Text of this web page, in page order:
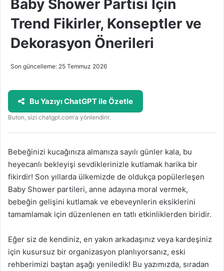
Baby Shower Partisi İçin
Trend Fikirler, Konseptler ve
Dekorasyon Önerileri
Son güncelleme: 25 Temmuz 2026
Bu Yazıyı ChatGPT ile Özetle
Buton, sizi chatgpt.com'a yönlendirir.
Bebeğinizi kucağınıza almanıza sayılı günler kala, bu
heyecanlı bekleyişi sevdiklerinizle kutlamak harika bir
fikirdir! Son yıllarda ülkemizde de oldukça popülerleşen
Baby Shower partileri, anne adayına moral vermek,
bebeğin gelişini kutlamak ve ebeveynlerin eksiklerini
tamamlamak için düzenlenen en tatlı etkinliklerden biridir.
Eğer siz de kendiniz, en yakın arkadaşınız veya kardeşiniz
için kusursuz bir organizasyon planlıyorsanız, eski
rehberimizi baştan aşağı yeniledik! Bu yazımızda, sıradan